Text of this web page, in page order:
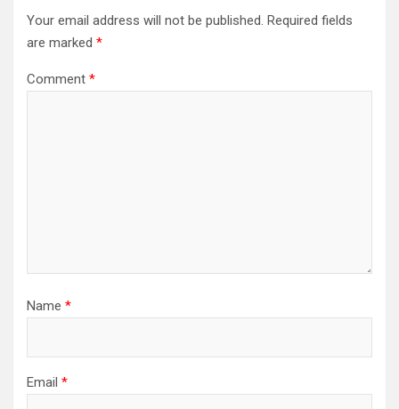
Your email address will not be published. Required fields
are marked *
Comment *
Name *
Email *